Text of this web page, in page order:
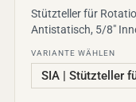
Stützteller für
Antistatisch, 5/8"
VARIANTE WÄHLEN